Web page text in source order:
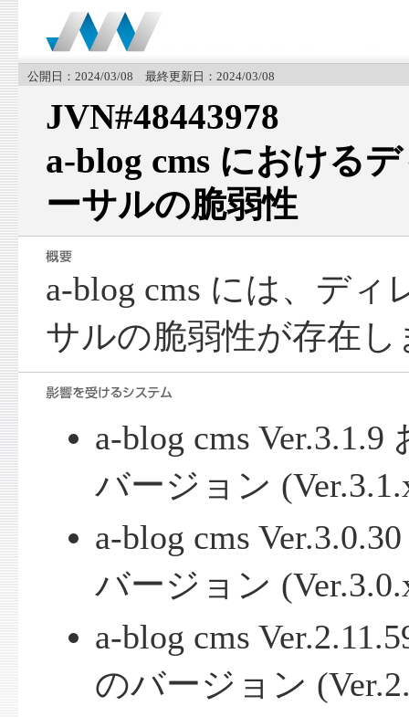
公開日：2024/03/08 最終更新日：2024/03/08
JVN#48443978
a-blog cms における
ーサルの脆弱性
a-blog cms には、デ
サルの脆弱性が存在し
a-blog cms
バージョン
a-blog cms
バージョン
a-blog cms
のバージョン